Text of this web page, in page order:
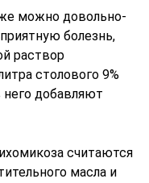
можно довольно-
болезнь,
раствор
столового 9%
добавляют
считаются
масла и